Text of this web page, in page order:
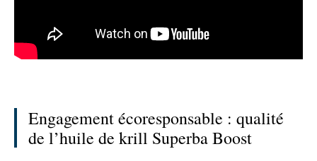
Engagement écoresponsable : qualité
de l’huile de krill Superba Boost